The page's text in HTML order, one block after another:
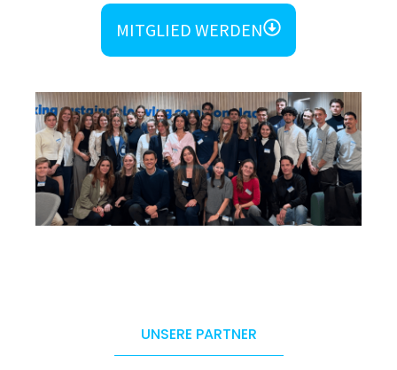
MITGLIED WERDEN
UNSERE PARTNER